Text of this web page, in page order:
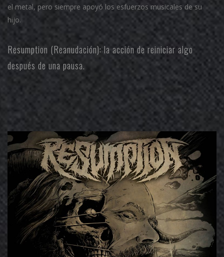
el metal, pero siempre apoyó los esfuerzos musicales de su
hijo.
Resumption (Reanudación): la acción de reiniciar algo
después de una pausa.